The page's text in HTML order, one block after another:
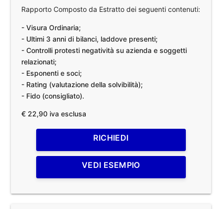
Rapporto Composto da Estratto dei seguenti contenuti:
- Visura Ordinaria;
- Ultimi 3 anni di bilanci, laddove presenti;
- Controlli protesti negatività su azienda e soggetti
relazionati;
- Esponenti e soci;
- Rating (valutazione della solvibilità);
- Fido (consigliato).
€ 22,90 iva esclusa
RICHIEDI
VEDI ESEMPIO